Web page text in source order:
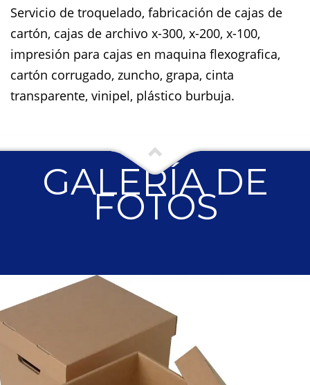
Servicio de troquelado, fabricación de cajas de
cartón, cajas de archivo x-300, x-200, x-100,
impresión para cajas en maquina flexografica,
cartón corrugado, zuncho, grapa, cinta
transparente, vinipel, plástico burbuja.
GALERÍA DE
FOTOS